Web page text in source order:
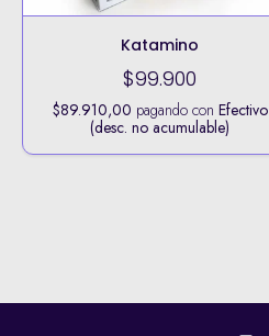
Katamino
$99.900
$89.910,00 pagando con Efectivo
(desc. no acumulable)